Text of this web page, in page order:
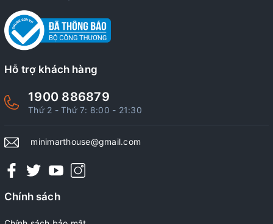
Hỗ trợ khách hàng
1900 886879
Thứ 2 - Thứ 7: 8:00 - 21:30
minimarthouse@gmail.com
Chính sách